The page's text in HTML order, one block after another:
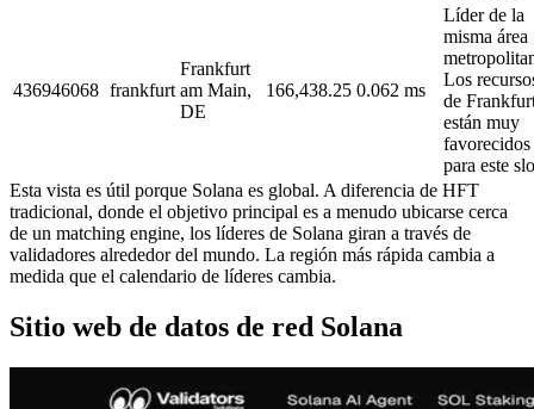
436946068 frankfurt
Frankfurt
am Main,
DE
166,438.25 0.062 ms
Líder de la
misma área
Los
de
están muy
favorecidos
para este
Esta vista es útil porque Solana es global. A diferencia de HFT
tradicional, donde el objetivo principal es a menudo ubicarse cerca
de un matching engine, los líderes de Solana giran a través de
validadores alrededor del mundo. La región más rápida cambia a
medida que el calendario de líderes cambia.
Sitio web de datos de red Solana